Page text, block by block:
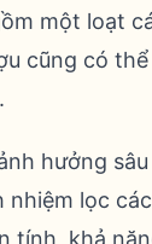
một loạt
cũng có
hưởng
lọc
khả